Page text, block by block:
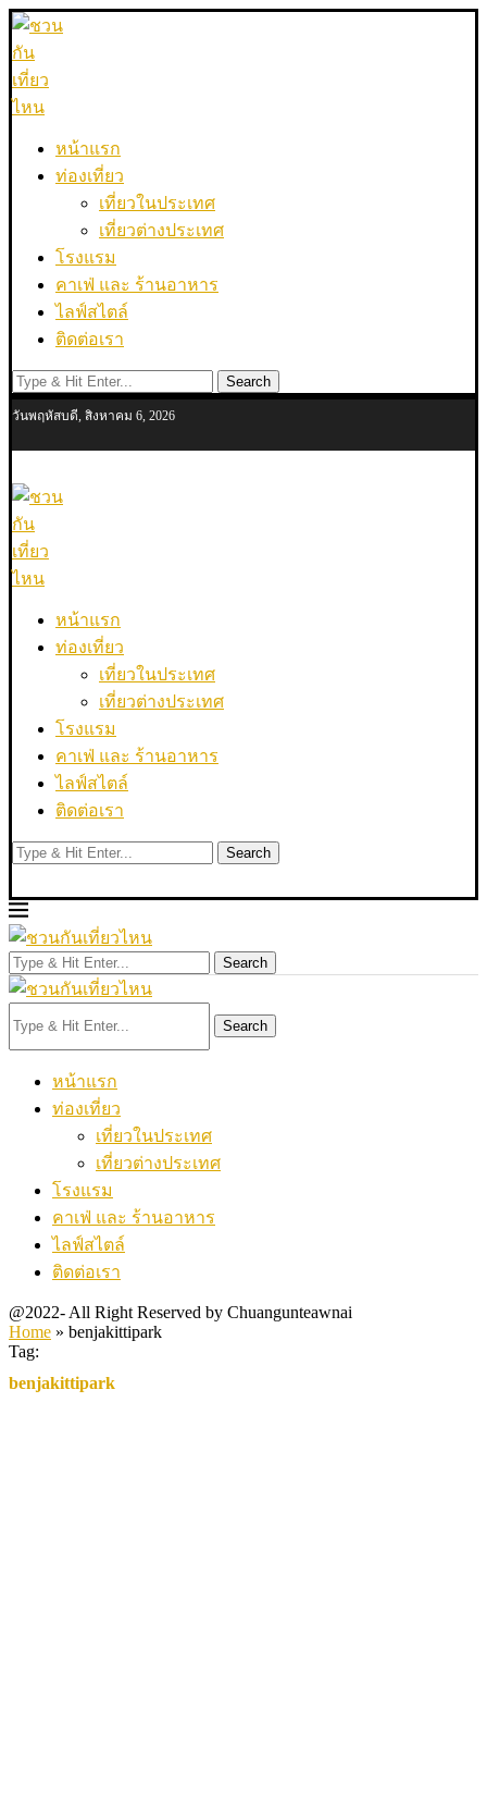
หน้าแรก
ท่องเที่ยว
เที่ยวในประเทศ
เที่ยวต่างประเทศ
โรงแรม
คาเฟ่ และ ร้านอาหาร
ไลฟ์สไตล์
ติดต่อเรา
Search
วันพฤหัสบดี, สิงหาคม 6, 2026
หน้าแรก
ท่องเที่ยว
เที่ยวในประเทศ
เที่ยวต่างประเทศ
โรงแรม
คาเฟ่ และ ร้านอาหาร
ไลฟ์สไตล์
ติดต่อเรา
Search
Search
Search
หน้าแรก
ท่องเที่ยว
เที่ยวในประเทศ
เที่ยวต่างประเทศ
โรงแรม
คาเฟ่ และ ร้านอาหาร
ไลฟ์สไตล์
ติดต่อเรา
@2022- All Right Reserved by Chuangunteawnai
Home » benjakittipark
Tag:
benjakittipark